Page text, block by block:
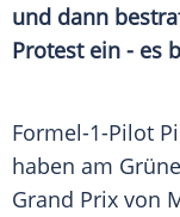
und dann
Protest ein - es
Formel-1-Pilot
haben am
Grand Prix von